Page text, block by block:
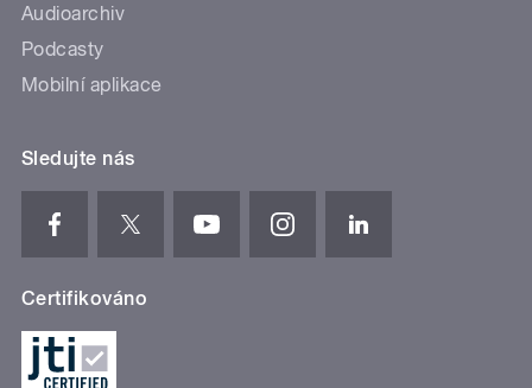
Audioarchiv
Podcasty
Mobilní aplikace
Sledujte nás
Certifikováno